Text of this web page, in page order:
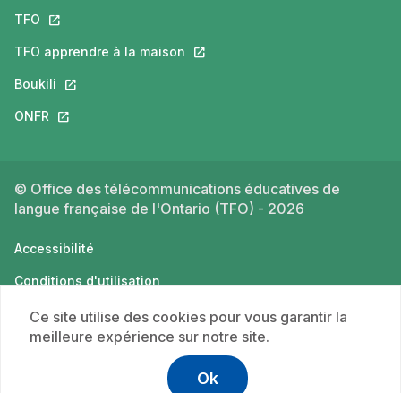
TFO Ce lien s'ouvrira dans un nouvel onglet.
TFO apprendre à la maison Ce lien s'ouvrira dans un nouvel
Boukili Ce lien s'ouvrira dans un nouvel onglet.
ONFR Ce lien s'ouvrira dans un nouvel onglet.
© Office des télécommunications éducatives de
langue française de l'Ontario (TFO) - 2026
Accessibilité
Conditions d'utilisation
Politique de confidentialité
Ce site utilise des cookies pour vous garantir la
meilleure expérience sur notre site.
Ok